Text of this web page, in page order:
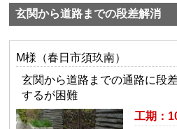
玄関から道路までの段差解消
M様（春日市須玖南）
玄関から道路までの通路に段
するが困難
工期：